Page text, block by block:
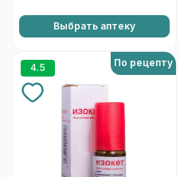
Выбрать аптеку
4.5 По рецепту